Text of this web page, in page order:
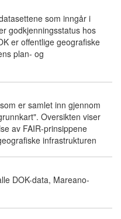
som inngår i
godkjenningsstatus hos
er offentlige geografiske
plan- og
er samlet inn gjennom
Oversikten viser
av FAIR-prinsippene
infrastrukturen
DOK-data, Mareano-